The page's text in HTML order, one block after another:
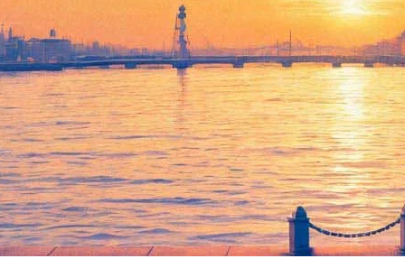
«Хоть стой, хоть падай». На
новой выставке в Музее
стрит-арта появился Нотр-
Дам